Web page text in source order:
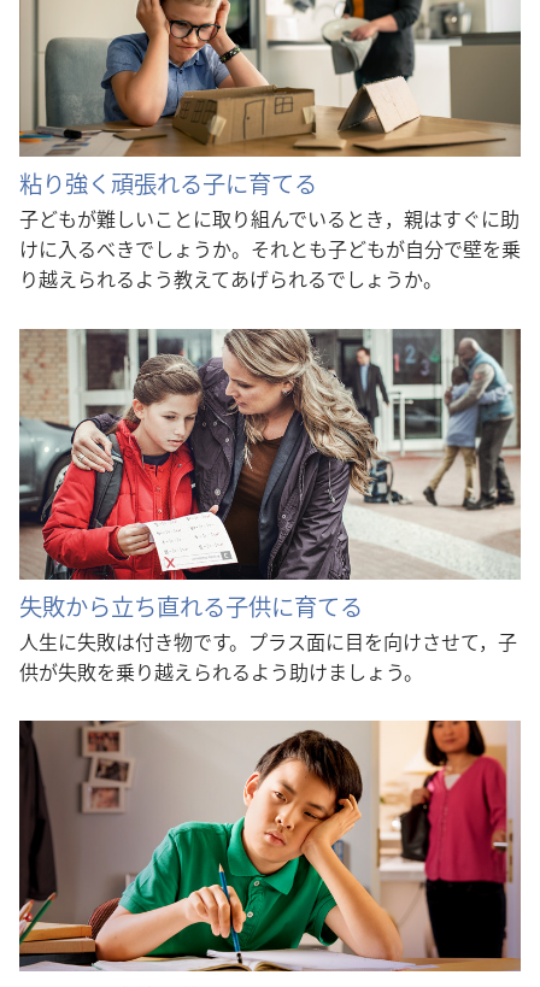
粘り強く頑張れる子に育てる
子どもが難しいことに取り組んでいるとき，親はすぐに助
けに入るべきでしょうか。それとも子どもが自分で壁を乗
り越えられるよう教えてあげられるでしょうか。
失敗から立ち直れる子供に育てる
人生に失敗は付き物です。プラス面に目を向けさせて，子
供が失敗を乗り越えられるよう助けましょう。